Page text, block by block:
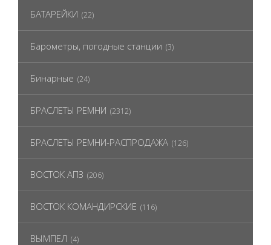
БАТАРЕЙКИ (22)
Барометры, погодные станции (3)
Бинарные (24)
БРАСЛЕТЫ РЕМНИ (2312)
БРАСЛЕТЫ РЕМНИ-РАСПРОДАЖА (126)
ВОСТОК АПЗ (206)
ВОСТОК КОМАНДИРСКИЕ (116)
ВЫМПЕЛ (4)